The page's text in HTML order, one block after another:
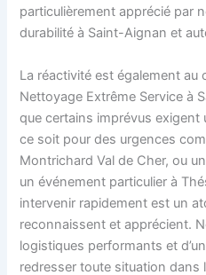
particulièrement apprécié par
durabilité à Saint-Aignan et
La réactivité est également
Nettoyage Extrême Service à
que certains imprévus exigent
ce soit pour des urgences
Montrichard Val de Cher, ou
un événement particulier à
intervenir rapidement est un
reconnaissent et apprécient.
logistiques performants et
redresser toute situation dans